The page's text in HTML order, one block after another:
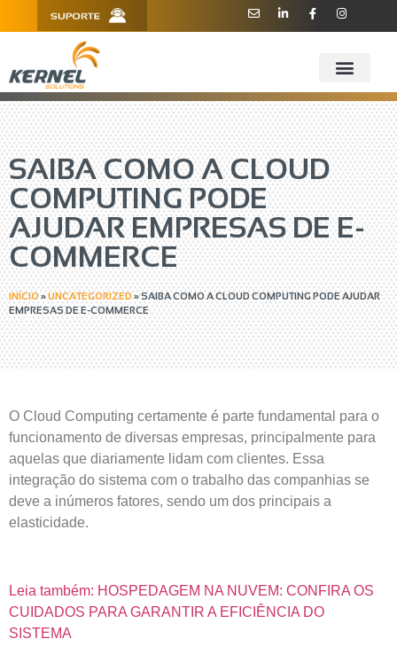
910 - CEP 13208-760 - Jundiaí/SP
SAIBA COMO A CLOUD
COMPUTING PODE
AJUDAR EMPRESAS DE E-
COMMERCE
INÍCIO»UNCATEGORIZED»SAIBA COMO A CLOUD COMPUTING PODE AJUDAR
EMPRESAS DE E-COMMERCE
O Cloud Computing certamente é parte fundamental para o
funcionamento de diversas empresas, principalmente para
aquelas que diariamente lidam com clientes. Essa
integração do sistema com o trabalho das companhias se
deve a inúmeros fatores, sendo um dos principais a
elasticidade.
Leia também: HOSPEDAGEM NA NUVEM: CONFIRA OS
CUIDADOS PARA GARANTIR A EFICIÊNCIA DO
SISTEMA